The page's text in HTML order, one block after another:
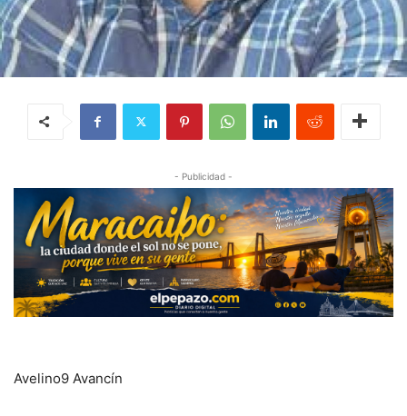
- Publicidad -
Avelino9 Avancín